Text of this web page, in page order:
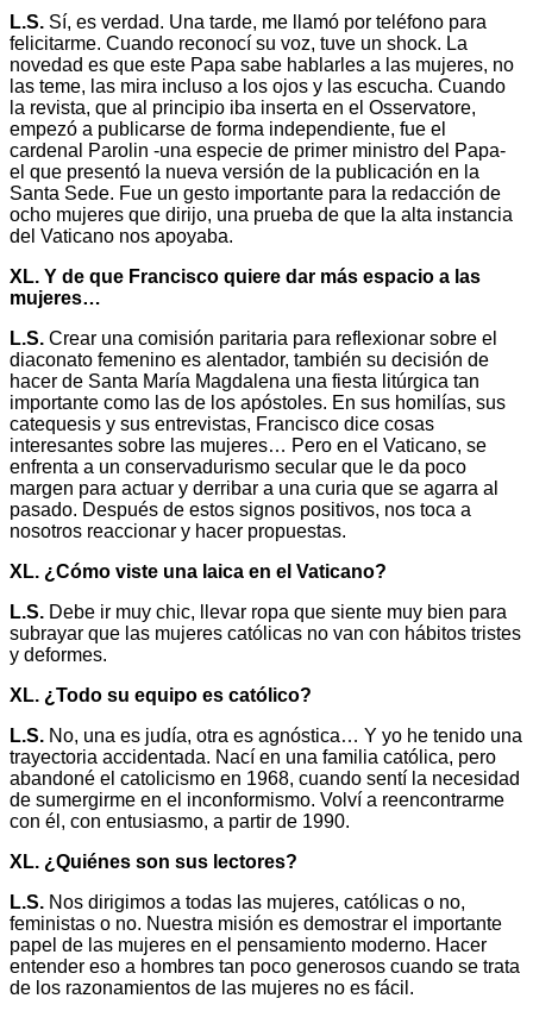
L.S. Sí, es verdad. Una tarde, me llamó por teléfono para
felicitarme. Cuando reconocí su voz, tuve un shock. La
novedad es que este Papa sabe hablarles a las mujeres, no
las teme, las mira incluso a los ojos y las escucha. Cuando
la revista, que al principio iba inserta en el Osservatore,
empezó a publicarse de forma independiente, fue el
cardenal Parolin -una especie de primer ministro del Papa-
el que presentó la nueva versión de la publicación en la
Santa Sede. Fue un gesto importante para la redacción de
ocho mujeres que dirijo, una prueba de que la alta instancia
del Vaticano nos apoyaba.
XL. Y de que Francisco quiere dar más espacio a las
mujeres…
L.S. Crear una comisión paritaria para reflexionar sobre el
diaconato femenino es alentador, también su decisión de
hacer de Santa María Magdalena una fiesta litúrgica tan
importante como las de los apóstoles. En sus homilías, sus
catequesis y sus entrevistas, Francisco dice cosas
interesantes sobre las mujeres… Pero en el Vaticano, se
enfrenta a un conservadurismo secular que le da poco
margen para actuar y derribar a una curia que se agarra al
pasado. Después de estos signos positivos, nos toca a
nosotros reaccionar y hacer propuestas.
XL. ¿Cómo viste una laica en el Vaticano?
L.S. Debe ir muy chic, llevar ropa que siente muy bien para
subrayar que las mujeres católicas no van con hábitos tristes
y deformes.
XL. ¿Todo su equipo es católico?
L.S. No, una es judía, otra es agnóstica… Y yo he tenido una
trayectoria accidentada. Nací en una familia católica, pero
abandoné el catolicismo en 1968, cuando sentí la necesidad
de sumergirme en el inconformismo. Volví a reencontrarme
con él, con entusiasmo, a partir de 1990.
XL. ¿Quiénes son sus lectores?
L.S. Nos dirigimos a todas las mujeres, católicas o no,
feministas o no. Nuestra misión es demostrar el importante
papel de las mujeres en el pensamiento moderno. Hacer
entender eso a hombres tan poco generosos cuando se trata
de los razonamientos de las mujeres no es fácil.